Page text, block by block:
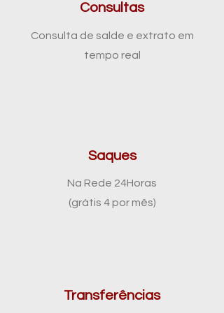
Consultas
Consulta de salde e extrato em
tempo real
Saques
Na Rede 24Horas
(grátis 4 por mês)
Transferências